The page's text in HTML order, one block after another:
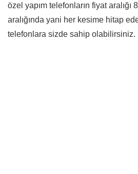
özel yapım telefonların fiyat
aralığında yani her kesime hitap
telefonlara sizde sahip olabilirsiniz.